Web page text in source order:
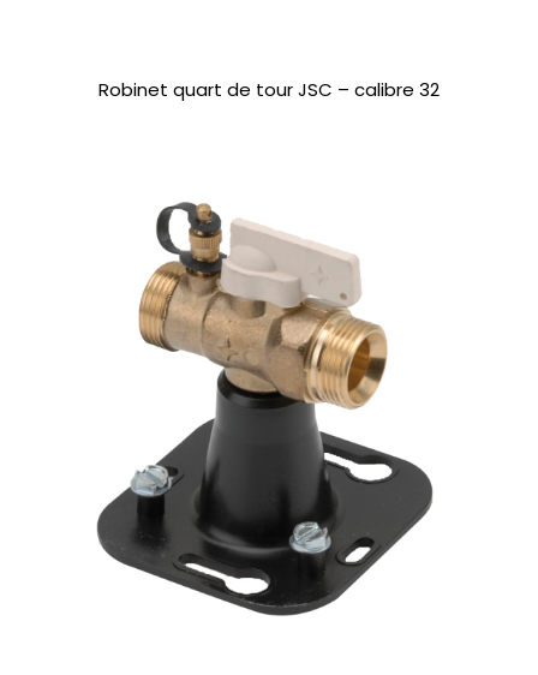
Robinet quart de tour JSC – calibre 32